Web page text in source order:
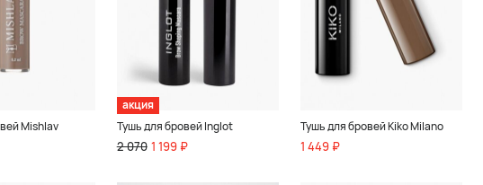
Mishlav
акция
Тушь для бровей Inglot
2 070 1 199 ₽
Тушь для бровей Kiko Milano
1 449 ₽